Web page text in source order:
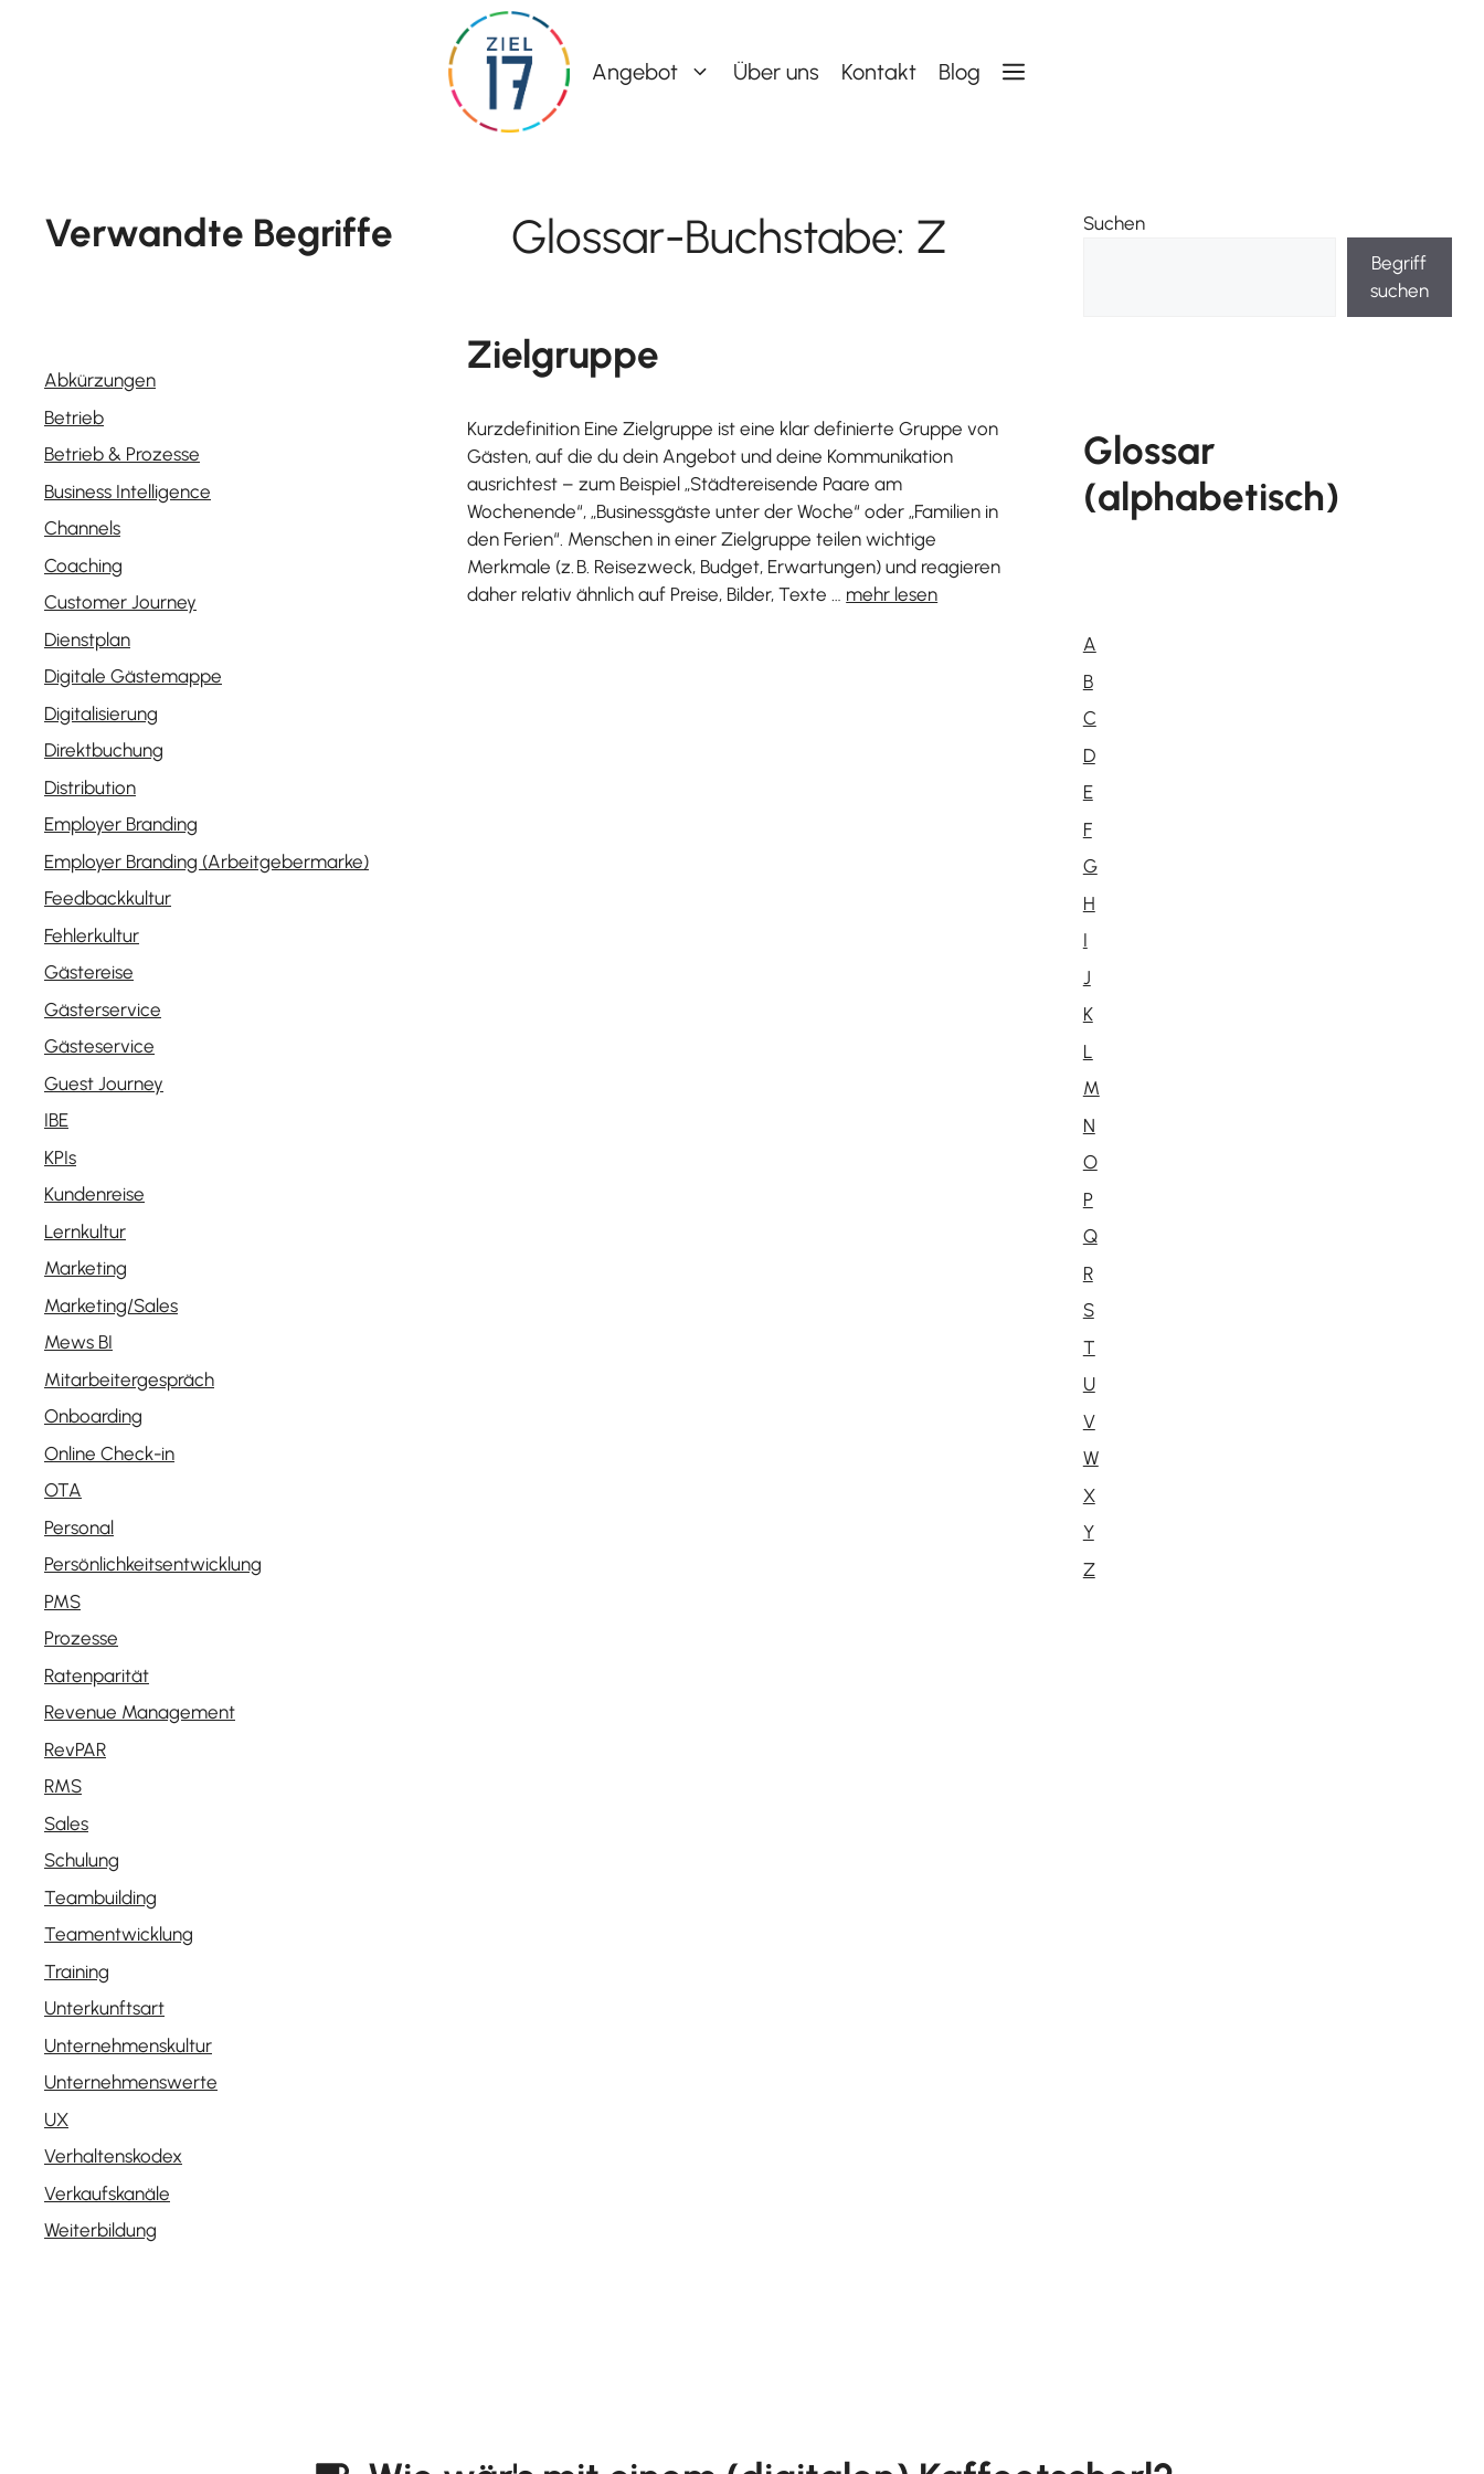
Angebot Über uns Kontakt Blog
Glossar-Buchstabe: Z
Zielgruppe
Kurzdefinition Eine Zielgruppe ist eine klar definierte Gruppe von
Gästen, auf die du dein Angebot und deine Kommunikation
ausrichtest – zum Beispiel „Städtereisende Paare am
Wochenende“, „Businessgäste unter der Woche“ oder „Familien in
den Ferien“. Menschen in einer Zielgruppe teilen wichtige
Merkmale (z. B. Reisezweck, Budget, Erwartungen) und reagieren
daher relativ ähnlich auf Preise, Bilder, Texte … mehr lesen
Verwandte Begriffe
Abkürzungen
Betrieb
Betrieb & Prozesse
Business Intelligence
Channels
Coaching
Customer Journey
Dienstplan
Digitale Gästemappe
Digitalisierung
Direktbuchung
Distribution
Employer Branding
Employer Branding (Arbeitgebermarke)
Feedbackkultur
Fehlerkultur
Gästereise
Gästerservice
Gästeservice
Guest Journey
IBE
KPIs
Kundenreise
Lernkultur
Marketing
Marketing/Sales
Mews BI
Mitarbeitergespräch
Onboarding
Online Check-in
OTA
Personal
Persönlichkeitsentwicklung
PMS
Prozesse
Ratenparität
Revenue Management
RevPAR
RMS
Sales
Schulung
Teambuilding
Teamentwicklung
Training
Unterkunftsart
Unternehmenskultur
Unternehmenswerte
UX
Verhaltenskodex
Verkaufskanäle
Weiterbildung
Suchen
Begriff
suchen
Glossar
(alphabetisch)
A
B
C
D
E
F
G
H
I
J
K
L
M
N
O
P
Q
R
S
T
U
V
W
X
Y
Z